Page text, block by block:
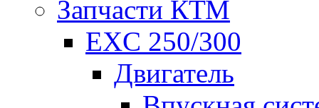
Запчасти КТМ
EXC 250/300
Двигатель